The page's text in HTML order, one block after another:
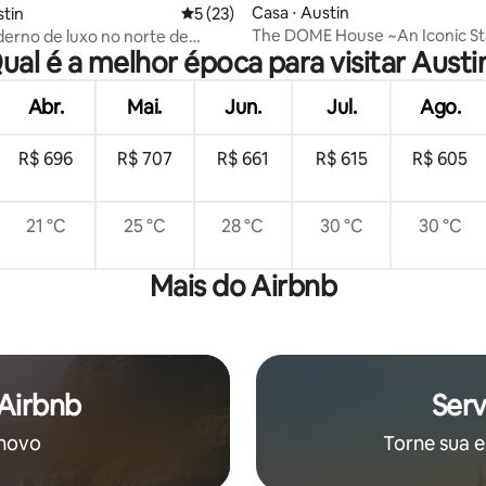
de 5, 293 avaliações5 de uma avaliação média de 5, 23
5 (23)
de luxo no norte de
piscina privativa
Casa ⋅ Austin
The DOME House ~An Iconic Stay on
Lake Austin~
é a melhor época para visitar
Abr. Mai. Jun. Jul. Ago.
R$ 696 R$ 707 R$ 661 R$ 615 R$ 605
21 °C 25 °C 28 °C 30 °C 30 °C
Mais do Airbnb
Torne sua